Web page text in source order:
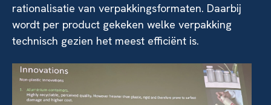
rationalisatie van verpakkingsformaten. Daarbij
wordt per product gekeken welke verpakking
technisch gezien het meest efficiënt is.